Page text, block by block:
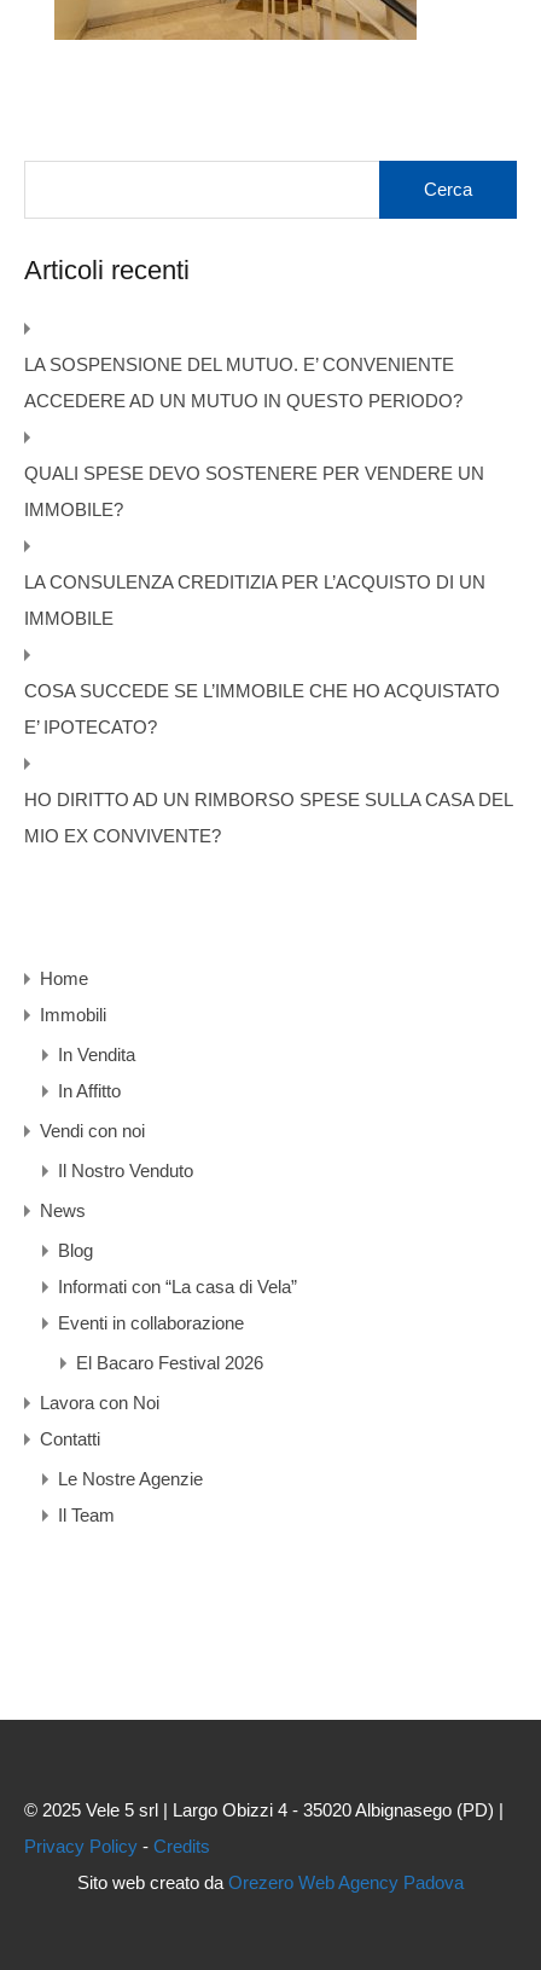
Articoli recenti
LA SOSPENSIONE DEL MUTUO. E’ CONVENIENTE
ACCEDERE AD UN MUTUO IN QUESTO PERIODO?
QUALI SPESE DEVO SOSTENERE PER VENDERE UN
IMMOBILE?
LA CONSULENZA CREDITIZIA PER L’ACQUISTO DI UN
IMMOBILE
COSA SUCCEDE SE L’IMMOBILE CHE HO ACQUISTATO
E’ IPOTECATO?
HO DIRITTO AD UN RIMBORSO SPESE SULLA CASA DEL
MIO EX CONVIVENTE?
Home
Immobili
In Vendita
In Affitto
Vendi con noi
Il Nostro Venduto
News
Blog
Informati con “La casa di Vela”
Eventi in collaborazione
El Bacaro Festival 2026
Lavora con Noi
Contatti
Le Nostre Agenzie
Il Team
© 2025 Vele 5 srl | Largo Obizzi 4 - 35020 Albignasego (PD) |
Privacy Policy - Credits
Sito web creato da Orezero Web Agency Padova